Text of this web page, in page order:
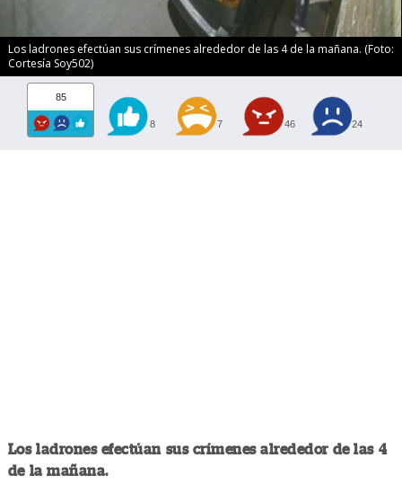
Los ladrones efectúan sus crímenes alrededor de las 4 de la mañana. (Foto:
Cortesía Soy502)
85
8 7 46 24
Los ladrones efectúan sus crímenes alrededor de las 4
de la mañana.